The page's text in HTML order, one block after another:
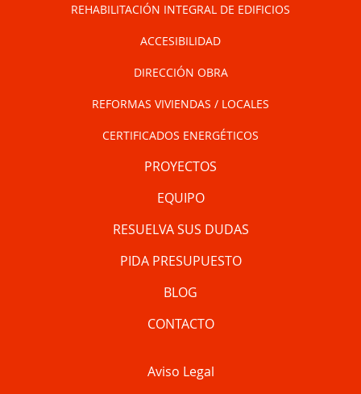
REHABILITACIÓN INTEGRAL DE EDIFICIOS
ACCESIBILIDAD
DIRECCIÓN OBRA
REFORMAS VIVIENDAS / LOCALES
CERTIFICADOS ENERGÉTICOS
PROYECTOS
EQUIPO
RESUELVA SUS DUDAS
PIDA PRESUPUESTO
BLOG
CONTACTO
Aviso Legal